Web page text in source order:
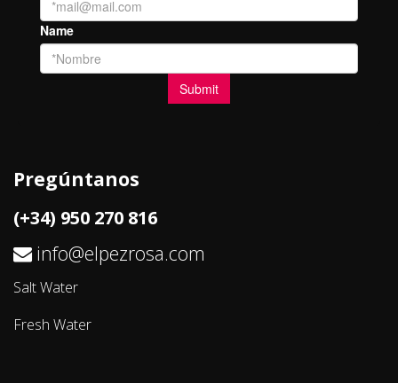
Pregúntanos
(+34) 950 270 816
info@elpezrosa.com
Salt Water
Fresh Water